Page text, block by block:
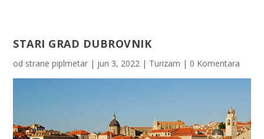
STARI GRAD DUBROVNIK
od stranepiplmetar | jun 3, 2022 | Turizam | 0 Komentara